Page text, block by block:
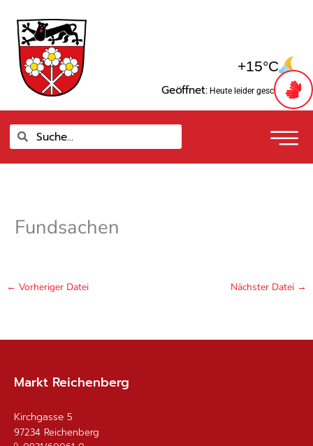
Inhalt
springen
+15°C
Geöffnet: Heute leider geschlossen
SucheSuche
Fundsachen
← Vorheriger Datei Nächster Datei →
Markt Reichenberg
Kirchgasse 5
97234 Reichenberg